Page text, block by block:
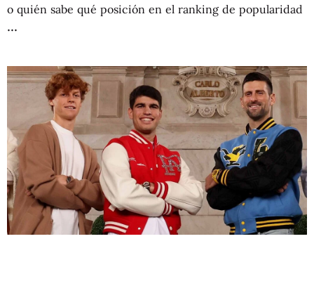
o quién sabe qué posición en el ranking de popularidad